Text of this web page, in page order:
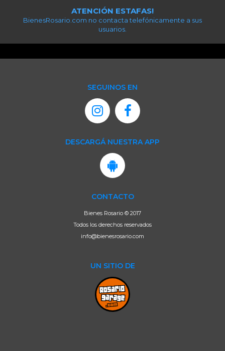
ATENCIÓN ESTAFAS!
BienesRosario.com no contacta telefónicamente a sus
usuarios.
SEGUINOS EN
DESCARGÁ NUESTRA APP
CONTACTO
Bienes Rosario © 2017
Todos los derechos reservados
info@bienesrosario.com
UN SITIO DE